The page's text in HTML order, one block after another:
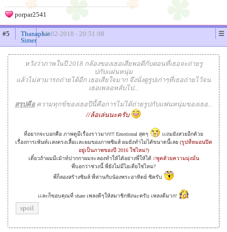
porpar2541
#5
Thanaphat
Simer
11-02-2018 - 20:51:08
หวังว่าภาพในปี 2018 กล้องของเธอเสียพอดีกับตอนที่เธอจะถ่ายรู
ปกับเเฝนหนุ่ม
เเล้วไม่สามารถถ่ายได้อีก เธอเสียใจมาก จึงนั่งดูรูปเก่าๆที่เธอถ่ายไว้จน
เธอเพลอหลับไป...
สรุปคือความทุกข์ของเธอปีนี้คือการไม่ได้ถ่ายรูปกับเเฟนหนุ่มของเธอ...
//ล้อเล่นนะครับ
ที่อยากจะบอกคือ ภาพดูมีเรื่องราวมาก!!! Emotional สุดๆ
เเถมยังสวยอีกด้วย
เรื่่องการเพ้นท์เเสงตรงเสื้อเเละผมของภาพซิมส์ ผมยังทำไม่ได้ขนาดนี้เลย (รูปที่หมอนปิด
อยู่เป็นภาพของปี 2016 ใช่ไหม?)
เดี๋ยวถ้าผมมีเม้าท์ปากกาผมจะลองทำให้ได้อย่างพี่ให้ได้ //พูดด้วยความมุ่งมั่น
พี่บอกว่าช่วงนี้ พี่ยังไม่มีไอเดียใช่ไหม?
พี่ก็ลองสร้างซิมส์ พี่ห่านกับน้องพระอาทิตย์ ซิครับ
เเละก็ขอบคุณที่ share เพลงดีๆให้สมาชิกฟังนะครับ เพลงดีมาก!
spoil